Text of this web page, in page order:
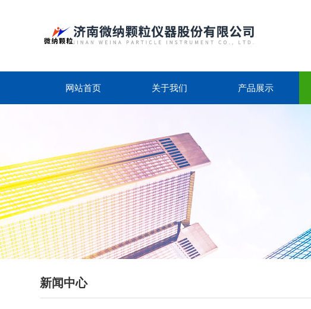
网站首页 关于我们 产品展示
新闻中心